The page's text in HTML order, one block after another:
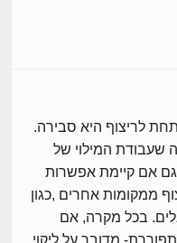
לריצוף היא סבירה.
שעבודת המילוי של
אם קיימת אפשרות
ממקומות אחרים ,כגון
בכל מקרה, אם
מדובר על ליקוי